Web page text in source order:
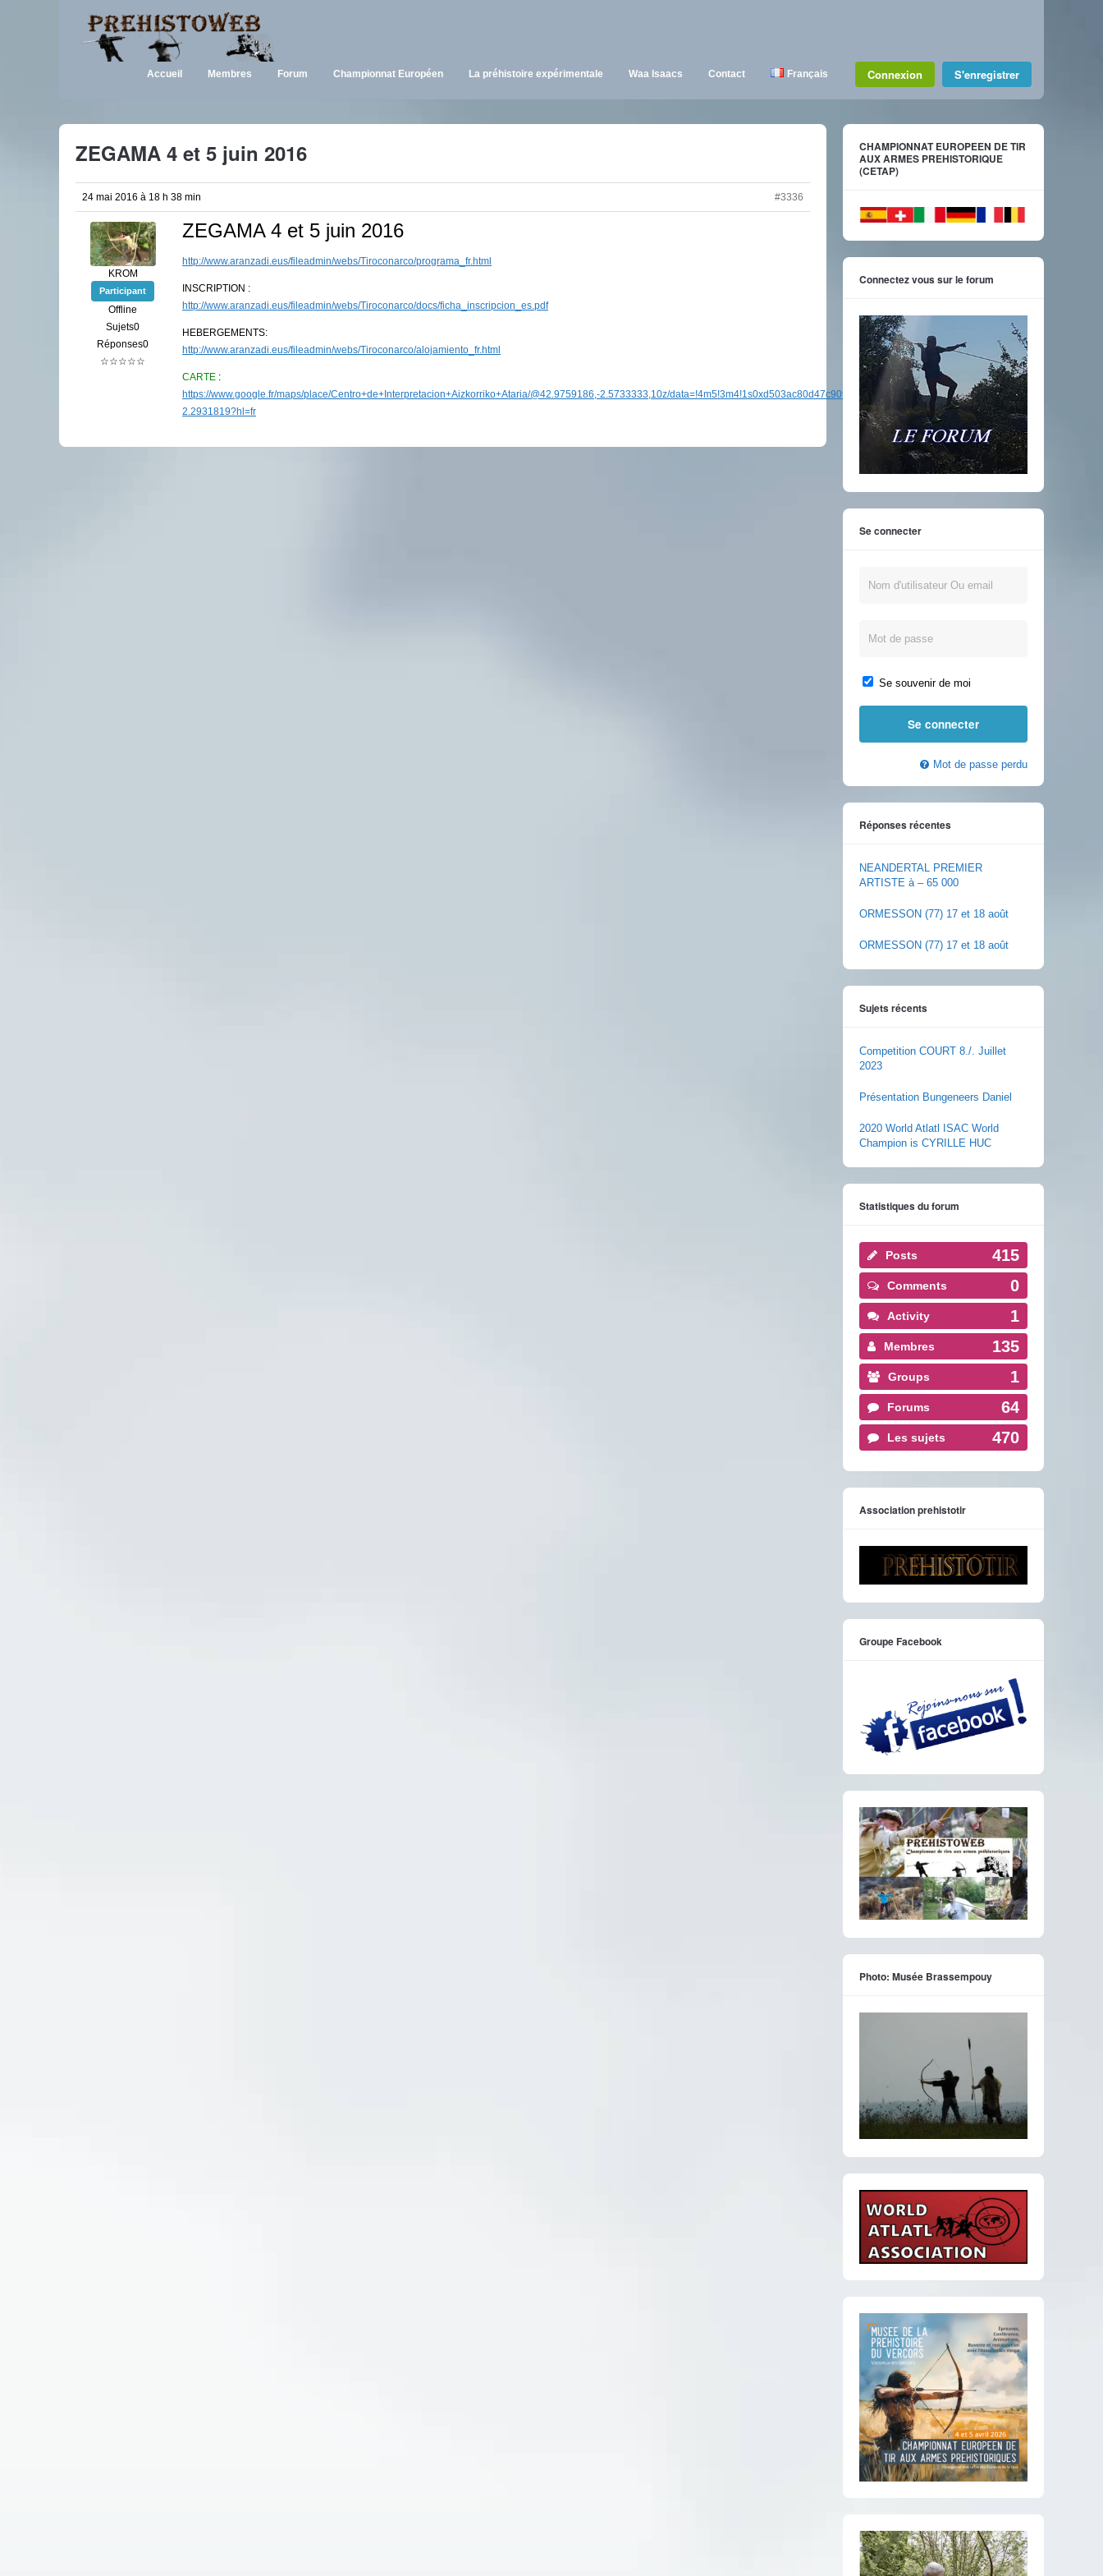
Accueil Membres Forum Championnat Européen La préhistoire expérimentale Waa Isaacs Contact Français Connexion S'enregistrer
ZEGAMA 4 et 5 juin 2016
24 mai 2016 à 18 h 38 min #3336
KROM
Participant
Offline
Sujets0
Réponses0
☆☆☆☆☆
ZEGAMA 4 et 5 juin 2016
http://www.aranzadi.eus/fileadmin/webs/Tiroconarco/programa_fr.html
INSCRIPTION :
http://www.aranzadi.eus/fileadmin/webs/Tiroconarco/docs/ficha_inscripcion_es.pdf
HEBERGEMENTS:
http://www.aranzadi.eus/fileadmin/webs/Tiroconarco/alojamiento_fr.html
CARTE :
https://www.google.fr/maps/place/Centro+de+Interpretacion+Aizkorriko+Ataria/@42.9759186,-2.5733333,10z/data=!4m5!3m4!1s0xd503ac80d47c909:0xe750fd4cf15bb47d!8m2!3d42.9759186!4d-
2.2931819?hl=fr
CHAMPIONNAT EUROPEEN DE TIR
AUX ARMES PREHISTORIQUE
(CETAP)
Connectez vous sur le forum
Se connecter
Se souvenir de moi
Mot de passe perdu
Réponses récentes
NEANDERTAL PREMIER
ARTISTE à – 65 000
ORMESSON (77) 17 et 18 août
ORMESSON (77) 17 et 18 août
Sujets récents
Competition COURT 8./. Juillet
2023
Présentation Bungeneers Daniel
2020 World Atlatl ISAC World
Champion is CYRILLE HUC
Statistiques du forum
Posts 415
Comments 0
Activity 1
Membres 135
Groups 1
Forums 64
Les sujets 470
Association prehistotir
Groupe Facebook
Photo: Musée Brassempouy